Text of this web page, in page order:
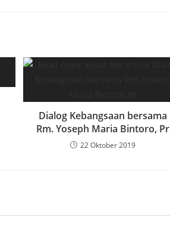
Dialog Kebangsaan bersama
Rm. Yoseph Maria Bintoro, Pr
22 Oktober 2019